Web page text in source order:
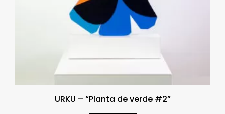
URKU – “Planta de verde #2”